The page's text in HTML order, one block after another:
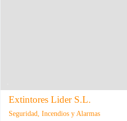
Extintores Lider S.L.
Seguridad, Incendios y Alarmas